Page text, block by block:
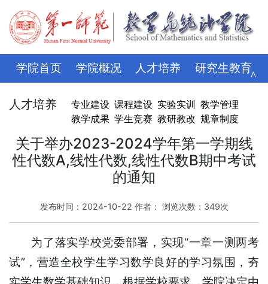
学院首页 学院概况 人才培养 研究生教育
学科科研 师资队伍 招生就业 党建思政
评建专栏 资料下载 学校主页
∧
人才培养 专业建设 课程建设 实验实训
教学管理
教学成果 学生竞赛 教研教改 规章制度
关于举办2023-2024学年第一学期线
性代数A,线性代数,线性代数B期中考试
的通知
发布时间：2024-10-22 作者： 浏览次数： 349次
为了落实学校党委部署，实现“一章一测两考
试”，营造全校学生学习数学良好的学习氛围，夯